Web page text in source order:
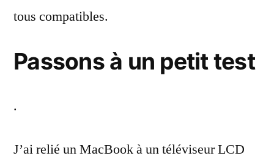
tous compatibles.
Passons à un petit test
.
J’ai relié un MacBook à un téléviseur LCD